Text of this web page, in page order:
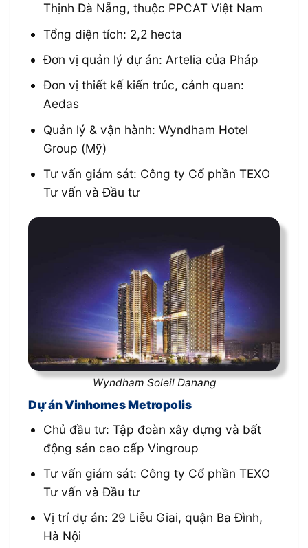
Thịnh Đà Nẵng, thuộc PPCAT Việt Nam
Tổng diện tích: 2,2 hecta
Đơn vị quản lý dự án: Artelia của Pháp
Đơn vị thiết kế kiến trúc, cảnh quan:
Aedas
Quản lý & vận hành: Wyndham Hotel
Group (Mỹ)
Tư vấn giám sát: Công ty Cổ phần TEXO
Tư vấn và Đầu tư
Wyndham Soleil Danang
Dự án Vinhomes Metropolis
Chủ đầu tư: Tập đoàn xây dựng và bất
động sản cao cấp Vingroup
Tư vấn giám sát: Công ty Cổ phần TEXO
Tư vấn và Đầu tư
Vị trí dự án: 29 Liễu Giai, quận Ba Đình,
Hà Nội